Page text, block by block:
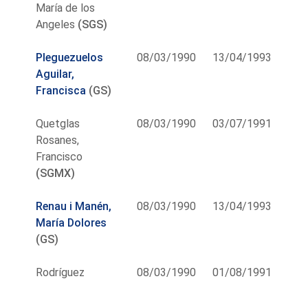
María de los
Angeles (SGS)
Pleguezuelos
Aguilar,
Francisca (GS)
08/03/1990 13/04/1993
Quetglas
Rosanes,
Francisco
(SGMX)
08/03/1990 03/07/1991
Renau i Manén,
María Dolores
(GS)
08/03/1990 13/04/1993
Rodríguez
08/03/1990 01/08/1991